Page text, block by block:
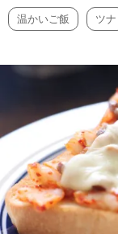
温かいご飯 ツナ